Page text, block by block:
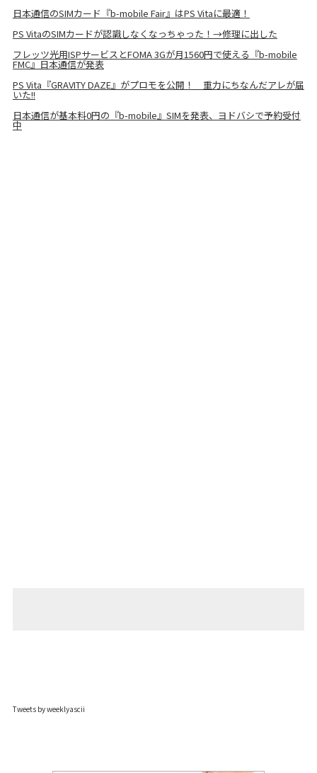
日本通信のSIMカード『b-mobile Fair』はPS Vitaに最適！
PS VitaのSIMカードが認識しなくなっちゃった！→修理に出した
フレッツ光用ISPサービスとFOMA 3Gが月1560円で使える『b-mobile
FMC』日本通信が発表
PS Vita『GRAVITY DAZE』がプロモを公開！ 重力にちなんだアレが届
いた!!
日本通信が基本料0円の『b-mobile』SIMを発表、ヨドバシで予約受付
中
Tweets by weeklyascii